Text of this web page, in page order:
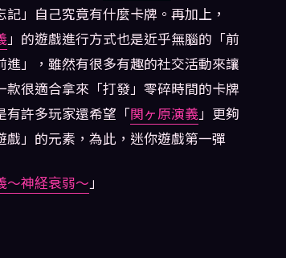
記」自己究竟有什麼卡牌。再加上，
」的遊戲進行方式也是近乎無腦的「前
進」，雖然有很多有趣的社交活動來讓
款很適合拿來「打發」零碎時間的卡牌
有許多玩家還希望「関ヶ原演義」更夠
戲」的元素，為此，迷你遊戲第一彈
〜神経衰弱〜」